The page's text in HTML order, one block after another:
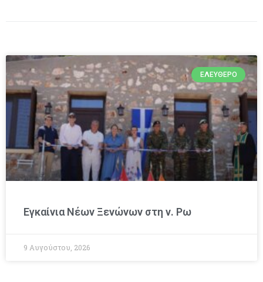
ΕΛΕΎΘΕΡΟ
Εγκαίνια Νέων Ξενώνων στη ν. Ρω
9 Αυγούστου, 2026